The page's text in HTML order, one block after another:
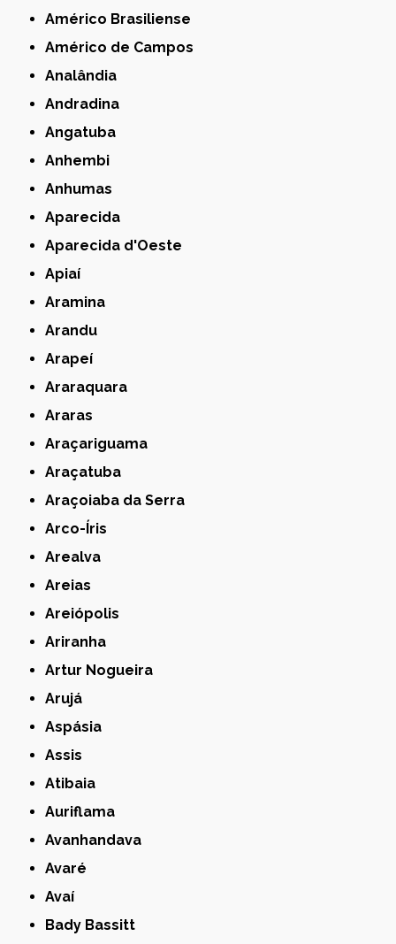
Américo Brasiliense
Américo de Campos
Analândia
Andradina
Angatuba
Anhembi
Anhumas
Aparecida
Aparecida d'Oeste
Apiaí
Aramina
Arandu
Arapeí
Araraquara
Araras
Araçariguama
Araçatuba
Araçoiaba da Serra
Arco-Íris
Arealva
Areias
Areiópolis
Ariranha
Artur Nogueira
Arujá
Aspásia
Assis
Atibaia
Auriflama
Avanhandava
Avaré
Avaí
Bady Bassitt